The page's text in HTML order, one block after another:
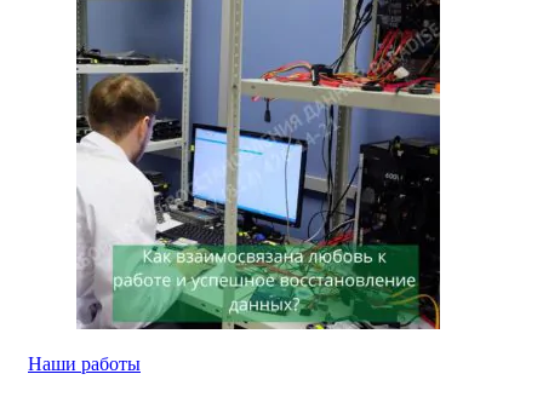
Наши работы